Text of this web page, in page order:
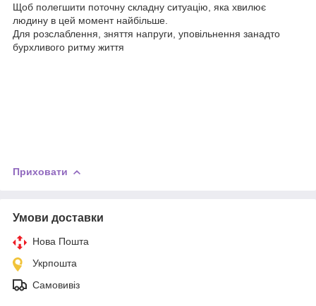
Щоб полегшити поточну складну ситуацію, яка хвилює
людину в цей момент найбільше.
Для розслаблення, зняття напруги, уповільнення занадто
бурхливого ритму життя
Приховати
Умови доставки
Нова Пошта
Укрпошта
Самовивіз